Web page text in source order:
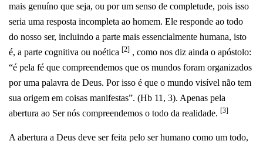
mais genuíno que seja, ou por um senso de completude, pois isso
seria uma resposta incompleta ao homem. Ele responde ao todo
do nosso ser, incluindo a parte mais essencialmente humana, isto
é, a parte cognitiva ou noética [2] , como nos diz ainda o apóstolo:
“é pela fé que compreendemos que os mundos foram organizados
por uma palavra de Deus. Por isso é que o mundo visível não tem
sua origem em coisas manifestas”. (Hb 11, 3). Apenas pela
abertura ao Ser nós compreendemos o todo da realidade. [3]
A abertura a Deus deve ser feita pelo ser humano como um todo,